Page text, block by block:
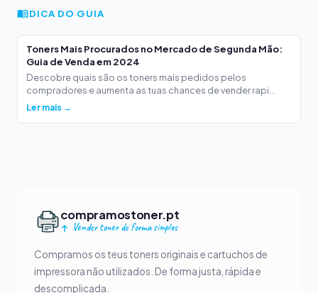
DICA DO GUIA
Toners Mais Procurados no Mercado de Segunda Mão:
Guia de Venda em 2024
Descobre quais são os toners mais pedidos pelos
compradores e aumenta as tuas chances de vender rapi...
Ler mais →
compramostoner.pt
Vender toner de forma simples
Compramos os teus toners originais e cartuchos de
impressora não utilizados. De forma justa, rápida e
descomplicada.